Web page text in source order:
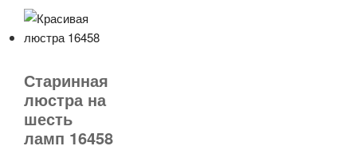
Старинная
люстра на
шесть
ламп 16458